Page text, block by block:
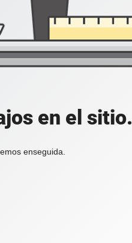
en el sitio.
enseguida.